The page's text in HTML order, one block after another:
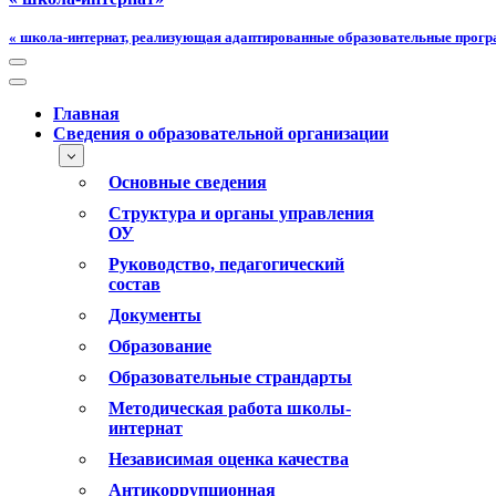
« школа-интернат, реализующая адаптированные образовательные
Меню
навигации
Меню
навигацииГлавная
Сведения о образовательной организации
Основные сведения
Структура и органы управления
ОУ
Руководство, педагогический
состав
Документы
Образование
Образовательные страндарты
Методическая работа школы-
интернат
Независимая оценка качества
Антикоррупционная